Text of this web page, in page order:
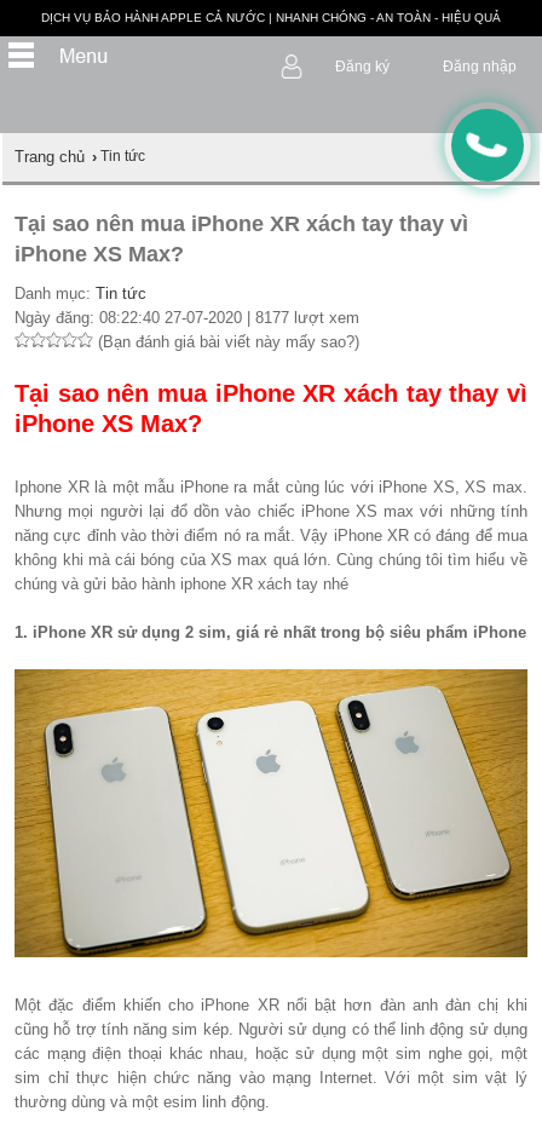
DỊCH VỤ BẢO HÀNH APPLE CẢ NƯỚC | NHANH CHÓNG - AN TOÀN - HIỆU QUẢ
Đăng nhập
Đăng ký
Trang chủ › Tin tức
Tại sao nên mua iPhone XR xách tay thay vì
iPhone XS Max?
Danh mục:Tin tức
Ngày đăng: 08:22:40 27-07-2020 | 8177 lượt xem
(Bạn đánh giá bài viết này mấy sao?)
Tại sao nên mua iPhone XR xách tay thay vì
iPhone XS Max?
Iphone XR là một mẫu iPhone ra mắt cùng lúc với iPhone XS, XS max.
Nhưng mọi người lại đổ dồn vào chiếc iPhone XS max với những tính
năng cực đỉnh vào thời điểm nó ra mắt. Vậy iPhone XR có đáng để mua
không khi mà cái bóng của XS max quá lớn. Cùng chúng tôi tìm hiểu về
chúng và gửi bảo hành iphone XR xách tay nhé
1. iPhone XR sử dụng 2 sim, giá rẻ nhất trong bộ siêu phẩm iPhone
Một đặc điểm khiến cho iPhone XR nổi bật hơn đàn anh đàn chị khi
cũng hỗ trợ tính năng sim kép. Người sử dụng có thể linh động sử dụng
các mạng điện thoại khác nhau, hoặc sử dụng một sim nghe gọi, một
sim chỉ thực hiện chức năng vào mạng Internet. Với một sim vật lý
thường dùng và một esim linh động.